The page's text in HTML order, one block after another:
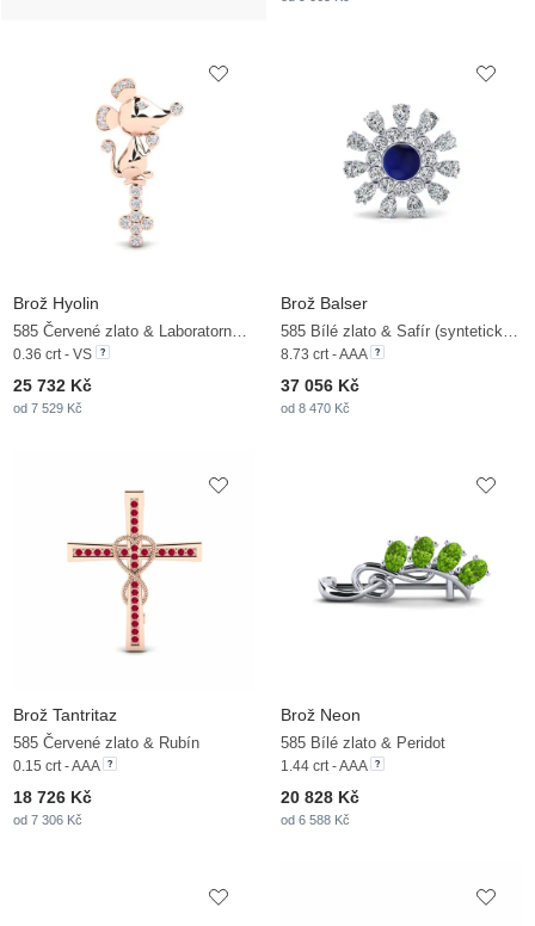
Brož Hyolin
585 Červené zlato & Laboratorně vytvořené diamanty
0.36 crt - VS
25 732 Kč
od 7 529 Kč
Brož Balser
585 Bílé zlato & Safír (syntetický) & Zirkonium
8.73 crt - AAA
37 056 Kč
od 8 470 Kč
Brož Tantritaz
585 Červené zlato & Rubín
0.15 crt - AAA
18 726 Kč
od 7 306 Kč
Brož Neon
585 Bílé zlato & Peridot
1.44 crt - AAA
20 828 Kč
od 6 588 Kč